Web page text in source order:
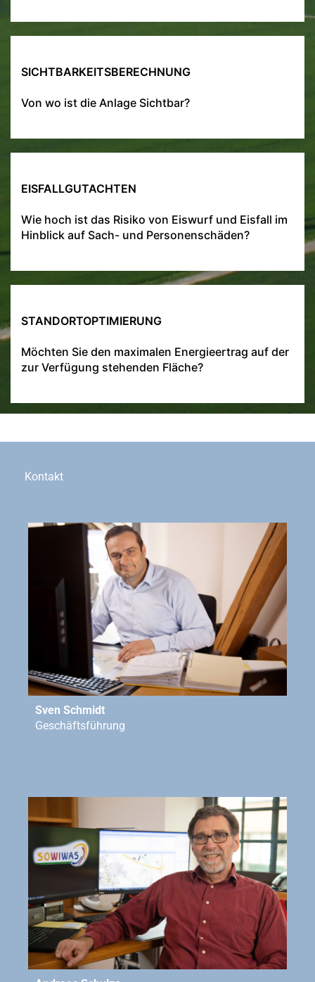
SICHTBARKEITSBERECHNUNG
Von wo ist die Anlage Sichtbar?
EISFALLGUTACHTEN
Wie hoch ist das Risiko von Eiswurf und Eisfall im
Hinblick auf Sach- und Personenschäden?
STANDORTOPTIMIERUNG
Möchten Sie den maximalen Energieertrag auf der
zur Verfügung stehenden Fläche?
Kontakt
Sven Schmidt
Geschäftsführung